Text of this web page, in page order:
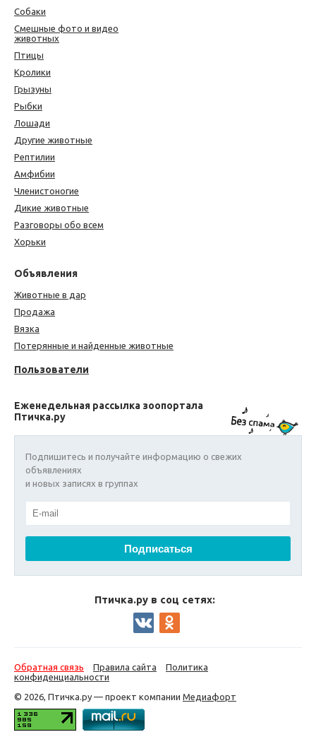
Собаки
Смешные фото и видео
животных
Птицы
Кролики
Грызуны
Рыбки
Лошади
Другие животные
Рептилии
Амфибии
Членистоногие
Дикие животные
Разговоры обо всем
Хорьки
Объявления
Животные в дар
Продажа
Вязка
Потерянные и найденные животные
Пользователи
Еженедельная рассылка зоопортала
Птичка.ру
Подпишитесь и получайте информацию о свежих
объявлениях
и новых записях в группах
Птичка.ру в соц сетях:
Обратная связь Правила сайта
Политика
конфиденциальности
© 2026, Птичка.ру — проект компании Медиафорт